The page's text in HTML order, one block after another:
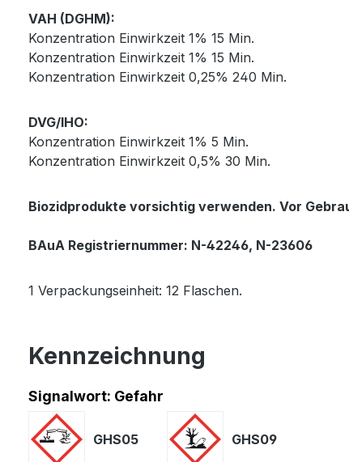
VAH (DGHM):
Konzentration Einwirkzeit 1% 15 Min.
Konzentration Einwirkzeit 1% 15 Min.
Konzentration Einwirkzeit 0,25% 240 Min.
DVG/IHO:
Konzentration Einwirkzeit 1% 5 Min.
Konzentration Einwirkzeit 0,5% 30 Min.
Biozidprodukte vorsichtig verwenden. Vor
BAuA Registriernummer: N-42246, N-23606
1 Verpackungseinheit: 12 Flaschen.
Kennzeichnung
Signalwort: Gefahr
GHS05 GHS09